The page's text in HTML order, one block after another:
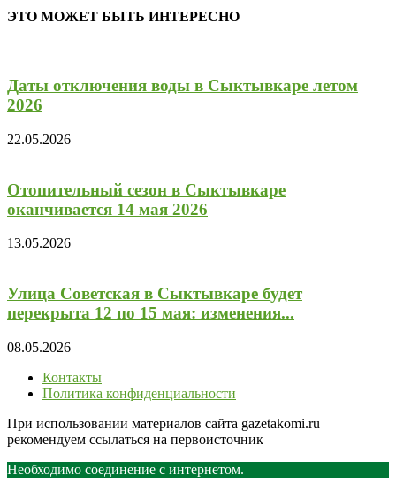
ЭТО МОЖЕТ БЫТЬ ИНТЕРЕСНО
Даты отключения воды в Сыктывкаре летом
2026
22.05.2026
Отопительный сезон в Сыктывкаре
оканчивается 14 мая 2026
13.05.2026
Улица Советская в Сыктывкаре будет
перекрыта 12 по 15 мая: изменения...
08.05.2026
Контакты
Политика конфиденциальности
При использовании материалов сайта gazetakomi.ru
рекомендуем ссылаться на первоисточник
Необходимо соединение с интернетом.